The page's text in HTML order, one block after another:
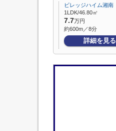
ビレッジハイム湘南
1LDK/46.80㎡
7.7万円
約600m／8分
詳細を見る